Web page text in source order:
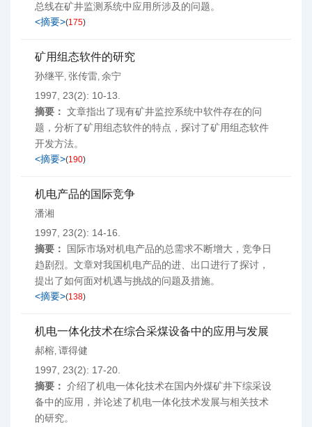
总线在矿井监测系统中应用所涉及的问题。
<摘要>(175)
矿用组态软件的研究
孙继平, 张传雷, 余宁
1997, 23(2): 10-13.
摘要： 文章指出了现有矿井监控系统中软件存在的问
题，分析了矿用组态软件的特点，探讨了矿用组态软件
开发方法。
<摘要>(190)
机电产品的国际竞争
潘湘
1997, 23(2): 14-16.
摘要：
国际市场对机电产品的总需求不断增大，竞争日
趋剧烈。文章对我国机电产品的进、出口进行了探讨，
提出了如何面对机遇与挑战的问题及措施。
<摘要>(138)
机电一体化技术在综合采煤设备中的应用与发展
郝榕, 谭得健
1997, 23(2): 17-20.
摘要： 介绍了机电一体化技术在国内外煤矿井下综采设
备中的应用，并论述了机电一体化技术发展与相关技术
的研究。